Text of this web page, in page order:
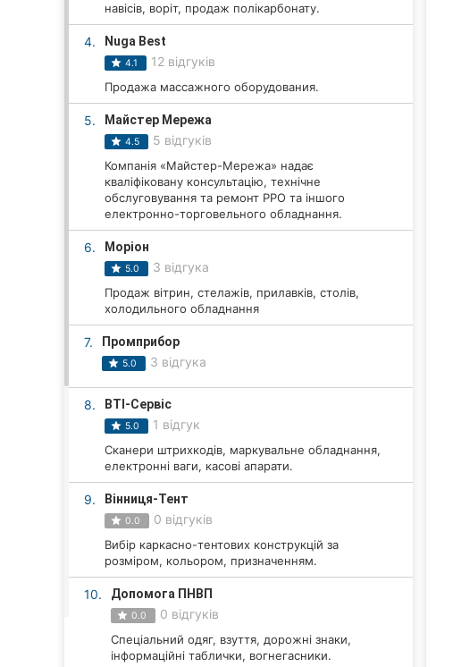
Хмельницький
Кропивницький
Дніпро
Миколаїв
навісів, воріт, продаж полікарбонату.
4. Nuga Best
4.1 12 відгуків
Продажа массажного оборудования.
5. Майстер Мережа
4.5 5 відгуків
Компанія «Майстер-Мережа» надає
кваліфіковану консультацію, технічне
обслуговування та ремонт РРО та іншого
електронно-торговельного обладнання.
6. Моріон
5.0 3 відгука
Продаж вітрин, стелажів, прилавків, столів,
холодильного обладнання
7. Промприбор
5.0 3 відгука
8. ВТІ-Сервіс
5.0 1 відгук
Сканери штрихкодів, маркувальне обладнання,
електронні ваги, касові апарати.
9. Вінниця-Тент
0.0 0 відгуків
Вибір каркасно-тентових конструкцій за
розміром, кольором, призначенням.
10. Допомога ПНВП
0.0 0 відгуків
Спеціальний одяг, взуття, дорожні знаки,
інформаційні таблички, вогнегасники.